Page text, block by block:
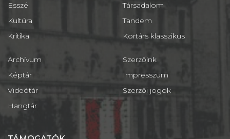
Esszé
Kultúra
Kritika
Társadalom
Tandem
Kortárs klasszikus
Archívum
Képtár
Videótár
Hangtár
Szerzőink
Impresszum
Szerzői jogok